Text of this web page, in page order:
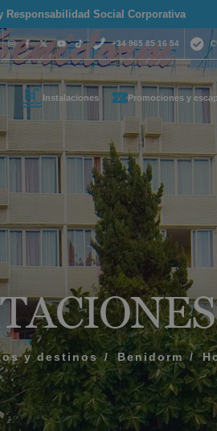
Responsabilidad Social Corporativa
+34 965 85 16 54
+34
Estamos
hora del día.
¿Qué incluye mi
Cómo reservar y
de contacto y
posible
Instalaciones Promociones y
y destinos Benidorm